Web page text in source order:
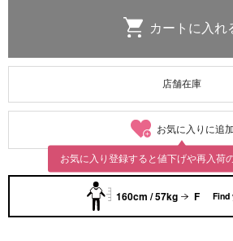
店舗在庫
お気に入りに追加
お気に入り登録すると値下げや再入荷
160cm / 57kg F Find